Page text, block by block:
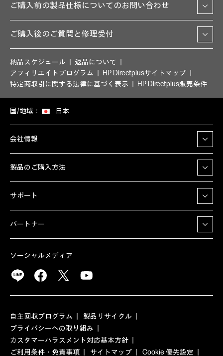
ご購入前の製品仕様についてのお問い合わせ
ご購入後のご質問と修理受付
納品スケジュール
返品について
アフィリエイトプログラム
HP Directplusサイトマップ
特定商取引に関する法律に基づく表示
HP Directplus販売条件
国/地域： 日本
会社情報
製品のご購入方法
サポート
パートナー
ソーシャルメディア
自主回収プログラム
製品リサイクル
プライバシーへの取り組み
カスタマーハラスメント対応基本方針
ご利用条件・免責事項
サイトマップ Cookie 優先設定